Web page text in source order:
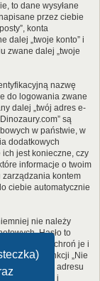
to dane wysyłane
przez ciebie
konta
dalej „twoje konto” i
zwane dalej „twoje
nazwę
do logowania zwane
dalej „twój adres e-
są
w państwie, w
dodatkowych
jest konieczne, czy
informacje o twoim
kontem
ciebie automatycznie
nie należy
Hasło to
więc chroń je i
użyj funkcji „Nie
użytkownika i adresu
nowe hasło i